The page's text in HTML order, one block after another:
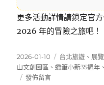
更多活動詳情請鎖定官
2026 年的冒險之旅吧！
發
佈
日
2026-01-10
分
類
台北旅遊 、 展
山文創園區 、 蠟筆小新35週年 、
在
發佈留言